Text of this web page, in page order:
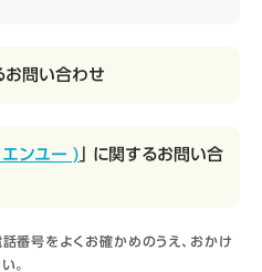
お問い合わせ
ンユー ) 」 に関するお問い合
番号をよくお確かめのうえ、おかけ
。